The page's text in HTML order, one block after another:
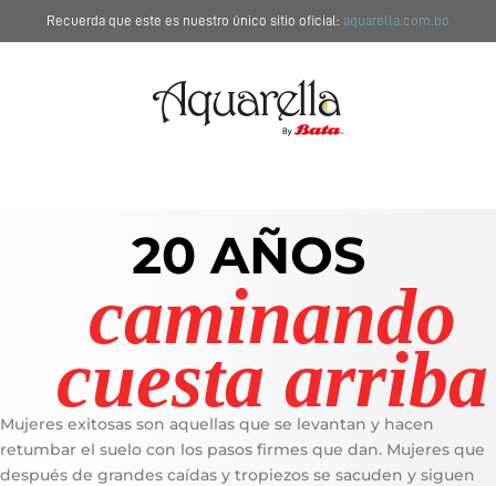
Recuerda que este es nuestro único sitio oficial: aquarella.com.bo
20 AÑOS
caminando
cuesta arriba
Mujeres exitosas son aquellas que se levantan y hacen
retumbar el suelo con los pasos firmes que dan. Mujeres que
después de grandes caídas y tropiezos se sacuden y siguen